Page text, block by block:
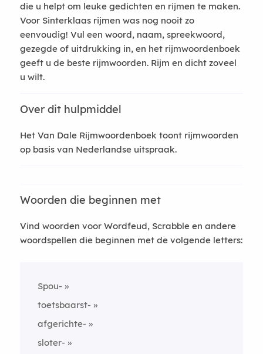
die u helpt om leuke gedichten en rijmen te maken.
Voor Sinterklaas rijmen was nog nooit zo
eenvoudig! Vul een woord, naam, spreekwoord,
gezegde of uitdrukking in, en het rijmwoordenboek
geeft u de beste rijmwoorden. Rijm en dicht zoveel
u wilt.
Over dit hulpmiddel
Het Van Dale Rijmwoordenboek toont rijmwoorden
op basis van Nederlandse uitspraak.
Woorden die beginnen met
Vind woorden voor Wordfeud, Scrabble en andere
woordspellen die beginnen met de volgende letters:
Spou-
toetsbaarst-
afgerichte-
sloter-